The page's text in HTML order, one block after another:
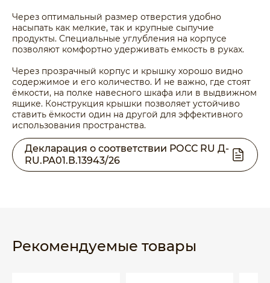
Через оптимальный размер отверстия удобно
насыпать как мелкие, так и крупные сыпучие
продукты. Специальные углубления на корпусе
позволяют комфортно удерживать емкость в руках.
Через прозрачный корпус и крышку хорошо видно
содержимое и его количество. И не важно, где стоят
ёмкости, на полке навесного шкафа или в выдвижном
ящике. Конструкция крышки позволяет устойчиво
ставить ёмкости один на другой для эффективного
использования пространства.
Декларация о соответствии РОСС RU Д-
RU.РА01.В.13943/26
Рекомендуемые товары